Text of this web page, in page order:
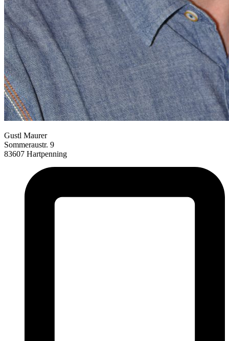
Gustl Maurer
Sommeraustr. 9
83607 Hartpenning